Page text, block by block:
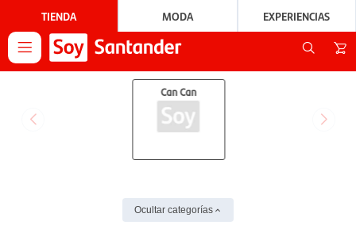
TIENDA MODA EXPERIENCIAS

Can Can
Ocultar categorías